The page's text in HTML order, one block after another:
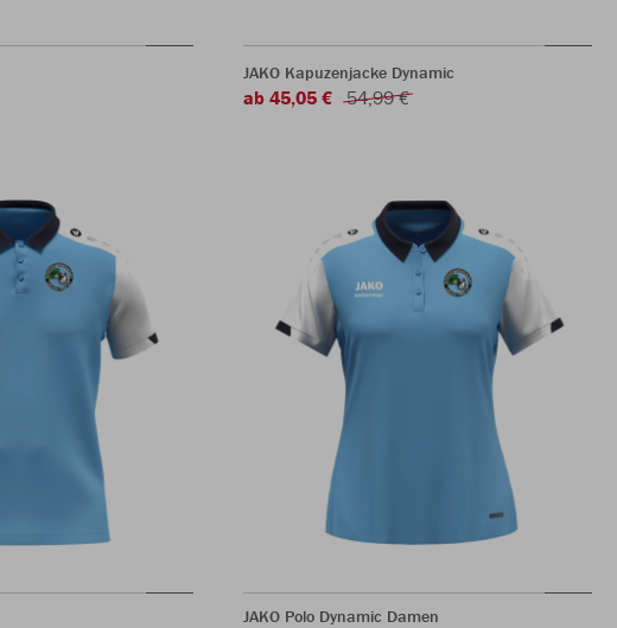
JAKO Kapuzenjacke Dynamic
ab 45,05 € 54,99 €
JAKO Polo Dynamic Damen